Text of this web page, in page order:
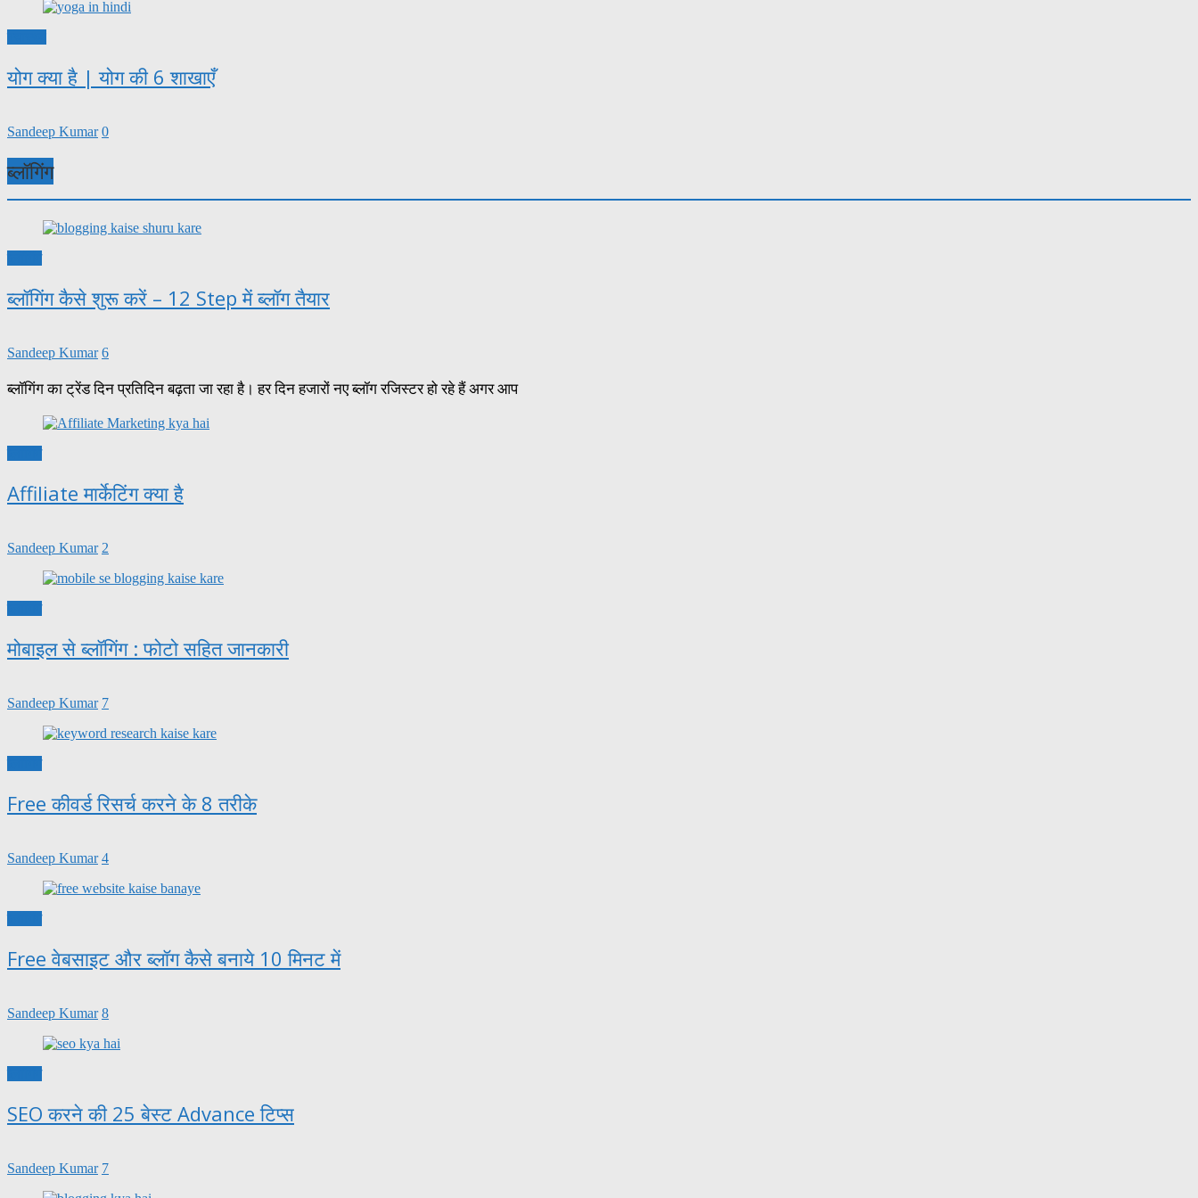
योग क्या है | योग की 6 शाखाएँ
Sandeep Kumar 0
ब्लॉगिंग
ब्लॉगिंग कैसे शुरू करें – 12 Step में ब्लॉग तैयार
Sandeep Kumar 6
ब्लॉगिंग का ट्रेंड दिन प्रतिदिन बढ़ता जा रहा है। हर दिन हजारों नए ब्लॉग रजिस्टर हो रहे हैं अगर आप
Affiliate मार्केटिंग क्या है
Sandeep Kumar 2
मोबाइल से ब्लॉगिंग : फोटो सहित जानकारी
Sandeep Kumar 7
Free कीवर्ड रिसर्च करने के 8 तरीके
Sandeep Kumar 4
Free वेबसाइट और ब्लॉग कैसे बनाये 10 मिनट में
Sandeep Kumar 8
SEO करने की 25 बेस्ट Advance टिप्स
Sandeep Kumar 7